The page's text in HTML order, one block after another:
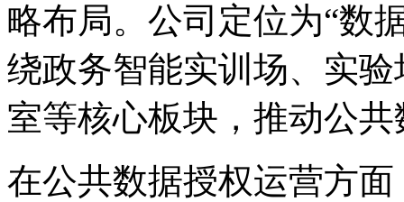
略布局。公司定位为“数
绕政务智能实训场、实
室等核心板块，推动公
在公共数据授权运营方